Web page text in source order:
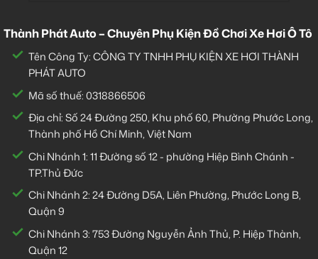
Thành Phát Auto – Chuyên Phụ Kiện Đồ Chơi Xe Hơi Ô Tô
Tên Công Ty: CÔNG TY TNHH PHỤ KIỆN XE HƠI THÀNH
PHÁT AUTO
Mã số thuế: 0318866506
Địa chỉ: Số 24 Đường 250, Khu phố 60, Phường Phước Long,
Thành phố Hồ Chí Minh, Việt Nam
Chi Nhánh 1:11 Đường số 12 - phường Hiệp Bình Chánh -
TP.Thủ Đức
Chi Nhánh 2:24 Đường D5A, Liên Phường, Phước Long B,
Quận 9
Chi Nhánh 3:753 Đường Nguyễn Ảnh Thủ, P. Hiệp Thành,
Quận 12